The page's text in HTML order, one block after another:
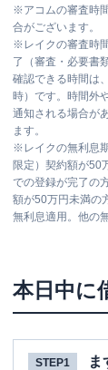
※アコムの審査時
合がございます。
※ レイクの審査時
了（審査・必要書
確認できる時間は
時）です。時間外
通知される場合が
ます。
※ レイクの無利息
限定）契約額が50
での登録が完了の
額が50万円未満の
無利息適用。他の
本日中に
STEP1 ま